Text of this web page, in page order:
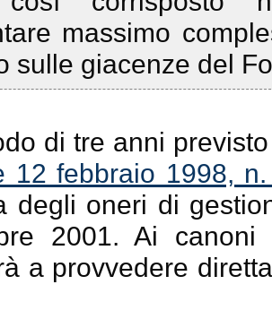
massimo
sulle giacenze del
di tre anni
12 febbraio 1998,
degli oneri di
2001. Ai
a provvedere